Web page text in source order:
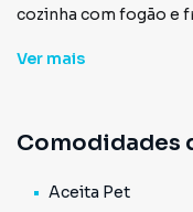
cozinha com fogão e frigobar,
Condomínio com
Mackenzie, Sesc
Comércios em geral
Ver mais
Comodidades
Aceita Pet